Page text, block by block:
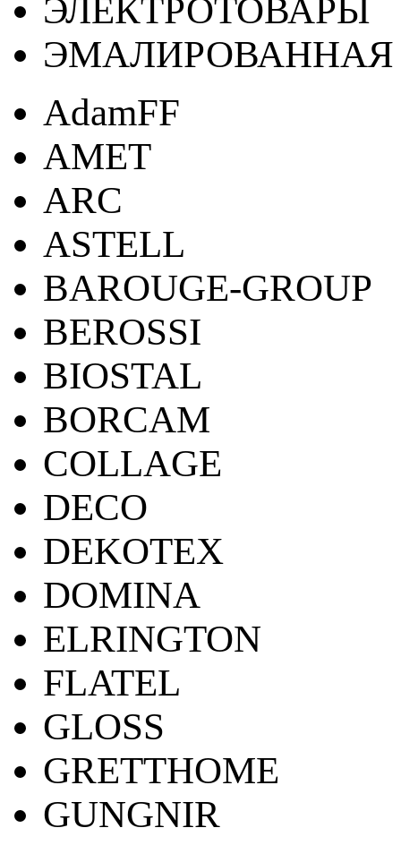
ЭЛЕКТРОТОВАРЫ
ЭМАЛИРОВАННАЯ
AdamFF
AMET
ARC
ASTELL
BAROUGE-GROUP
BEROSSI
BIOSTAL
BORCAM
COLLAGE
DECO
DEKOTEX
DOMINA
ELRINGTON
FLATEL
GLOSS
GRETTHOME
GUNGNIR